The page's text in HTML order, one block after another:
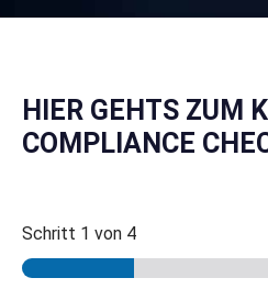
HIER GEHTS ZUM KI
COMPLIANCE
Schritt 1 von 4